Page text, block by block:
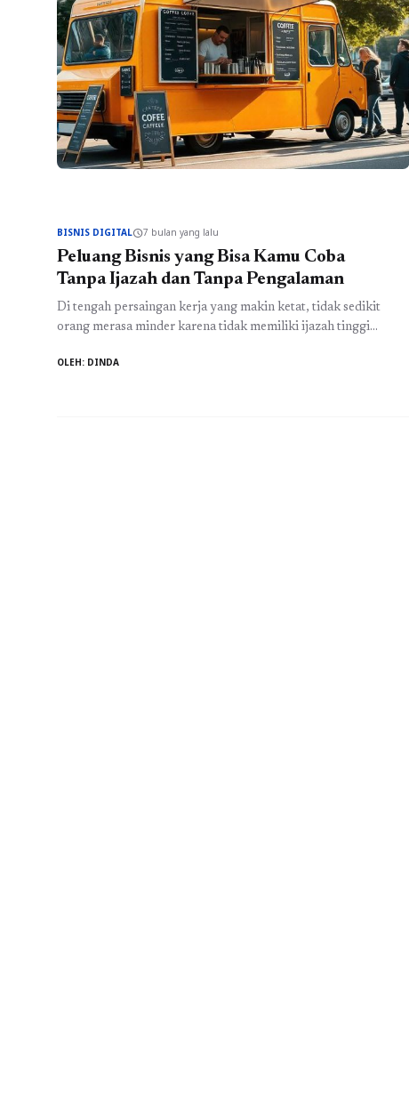
BISNIS DIGITALschedule7 bulan yang lalu
Peluang Bisnis yang Bisa Kamu Coba
Tanpa Ijazah dan Tanpa Pengalaman
Di tengah persaingan kerja yang makin ketat, tidak sedikit
orang merasa minder karena tidak memiliki ijazah tinggi
era digital menunjukkan bahwa peluang sukses tidak selalu
OLEH: DINDA